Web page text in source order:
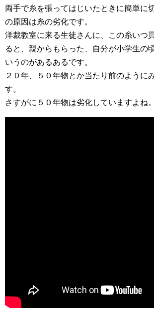
両手で糸を張ってはじいたときに簡単に
の原因は糸の劣化です。
洋裁教室に来る生徒さんに、この糸いつ
ると、親からもらった、自分が小学生の
いうのがあるあるです。
２０年、５０年物とか当たり前のように
す。
さすがに５０年物は劣化していますよね。